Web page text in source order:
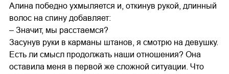
Алина победно ухмыляется и, откинув рукой, длинный
волос на спину добавляет:
– Значит, мы расстаемся?
Засунув руки в карманы штанов, я смотрю на девушку.
Есть ли смысл продолжать наши отношения? Она
оставила меня в первой же сложной ситуации. Что